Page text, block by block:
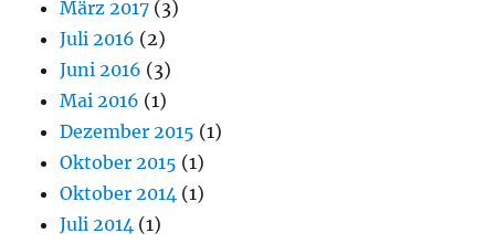
März 2017 (3)
Juli 2016 (2)
Juni 2016 (3)
Mai 2016 (1)
Dezember 2015 (1)
Oktober 2015 (1)
Oktober 2014 (1)
Juli 2014 (1)